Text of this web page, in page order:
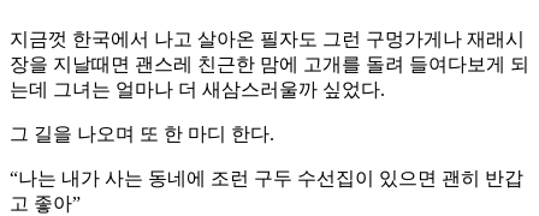
지금껏 한국에서 나고 살아온 필자도 그런 구멍가게나 재래시
장을 지날때면 괜스레 친근한 맘에 고개를 돌려 들여다보게 되
는데 그녀는 얼마나 더 새삼스러울까 싶었다.
그 길을 나오며 또 한 마디 한다.
“나는 내가 사는 동네에 조런 구두 수선집이 있으면 괜히 반갑
고 좋아”